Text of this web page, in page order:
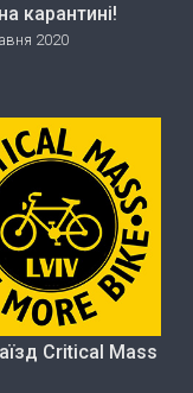
карантині!
2020
Critical Mass